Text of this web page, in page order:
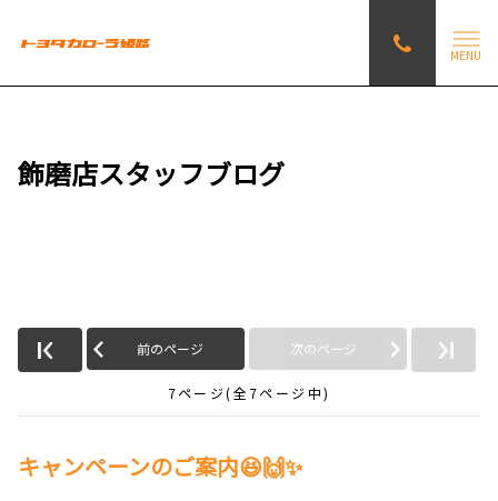
MENU
飾磨店スタッフブログ
前のページ 次のページ
7ページ(全7ページ中)
キャンペーンのご案内😆🙌✨